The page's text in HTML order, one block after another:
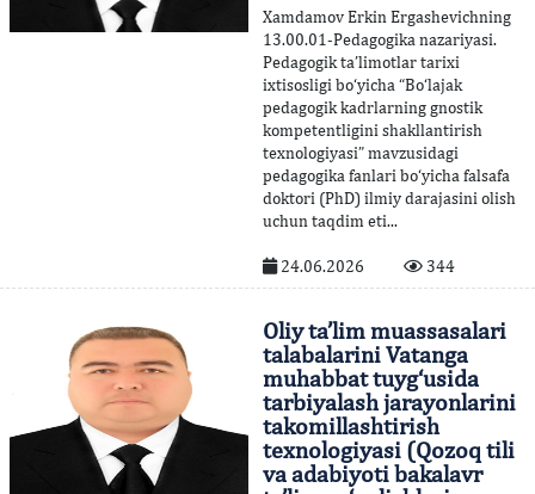
Xamdamov Erkin Ergashevichning
13.00.01-Pedagogika nazariyasi.
Pedagogik ta’limotlar tarixi
ixtisosligi bo‘yicha “Bo‘lajak
pedagogik kadrlarning gnostik
kompetentligini shakllantirish
texnologiyasi” mavzusidagi
pedagogika fanlari bo‘yicha falsafa
doktori (PhD) ilmiy darajasini olish
uchun taqdim eti...
24.06.2026 344
Oliy ta’lim muassasalari
talabalarini Vatanga
muhabbat tuyg‘usida
tarbiyalash jarayonlarini
takomillashtirish
texnologiyasi (Qozoq tili
va adabiyoti bakalavr